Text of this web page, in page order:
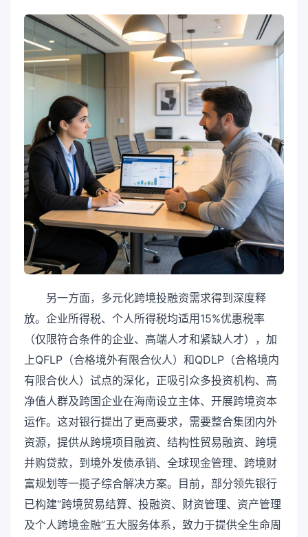
另一方面，多元化跨境投融资需求得到深度释
放。企业所得税、个人所得税均适用15%优惠税率
（仅限符合条件的企业、高端人才和紧缺人才），加
上QFLP（合格境外有限合伙人）和QDLP（合格境内
有限合伙人）试点的深化，正吸引众多投资机构、高
净值人群及跨国企业在海南设立主体、开展跨境资本
运作。这对银行提出了更高要求，需要整合集团内外
资源，提供从跨境项目融资、结构性贸易融资、跨境
并购贷款，到境外发债承销、全球现金管理、跨境财
富规划等一揽子综合解决方案。目前，部分领先银行
已构建“跨境贸易结算、投融资、财资管理、资产管理
及个人跨境金融”五大服务体系，致力于提供全生命周